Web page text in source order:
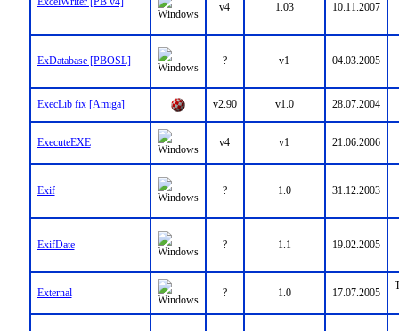
v4 1.03 10.11.2007
ExDatabase [PBOSL] ? v1 04.03.2005
ExecLib fix [Amiga] v2.90 v1.0 28.07.2004
ExecuteEXE v4 v1 21.06.2006
Exif ? 1.0 31.12.2003
ExifDate ? 1.1 19.02.2005
External ? 1.0 17.07.2005